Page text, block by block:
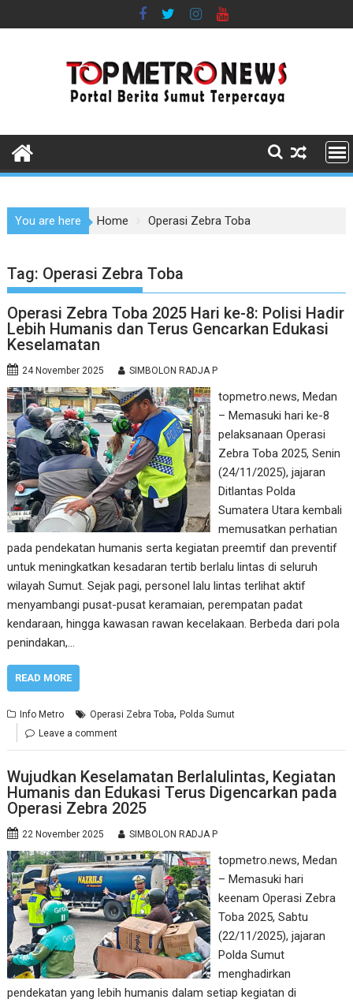
to
You are here Home Operasi Zebra Toba
Tag: Operasi Zebra Toba
Operasi Zebra Toba 2025 Hari ke-8: Polisi Hadir
Lebih Humanis dan Terus Gencarkan Edukasi
Keselamatan
24 November 2025 SIMBOLON RADJA P
topmetro.news, Medan
– Memasuki hari ke-8
pelaksanaan Operasi
Zebra Toba 2025, Senin
(24/11/2025), jajaran
Ditlantas Polda
Sumatera Utara kembali
memusatkan perhatian
pada pendekatan humanis serta kegiatan preemtif dan preventif
untuk meningkatkan kesadaran tertib berlalu lintas di seluruh
wilayah Sumut. Sejak pagi, personel lalu lintas terlihat aktif
menyambangi pusat-pusat keramaian, perempatan padat
kendaraan, hingga kawasan rawan kecelakaan. Berbeda dari pola
penindakan,…
READ MORE
Info Metro Operasi Zebra Toba,Polda Sumut
Leave a comment
Wujudkan Keselamatan Berlalulintas, Kegiatan
Humanis dan Edukasi Terus Digencarkan pada
Operasi Zebra 2025
22 November 2025 SIMBOLON RADJA P
topmetro.news, Medan
– Memasuki hari
keenam Operasi Zebra
Toba 2025, Sabtu
(22/11/2025), jajaran
Polda Sumut
menghadirkan
pendekatan yang lebih humanis dalam setiap kegiatan di